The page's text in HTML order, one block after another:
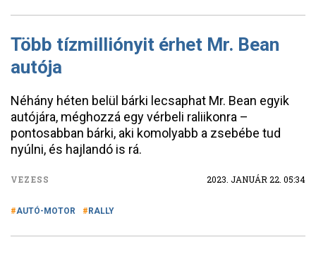
Több tízmilliónyit érhet Mr. Bean
autója
Néhány héten belül bárki lecsaphat Mr. Bean egyik
autójára, méghozzá egy vérbeli raliikonra –
pontosabban bárki, aki komolyabb a zsebébe tud
nyúlni, és hajlandó is rá.
VEZESS 2023. JANUÁR 22. 05:34
AUTÓ-MOTOR RALLY